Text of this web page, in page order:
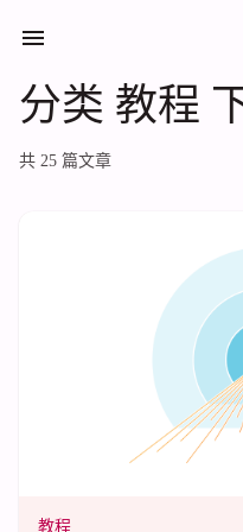
分类 教程
共 25 篇文章
教程